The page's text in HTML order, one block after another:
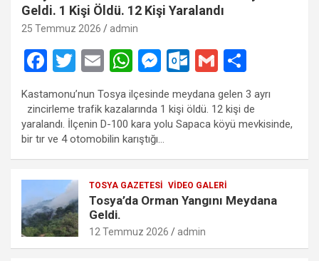
Geldi. 1 Kişi Öldü. 12 Kişi Yaralandı
25 Temmuz 2026 admin
F
ce
b
o
o
k
T
wi
tt
er
E
ail
W
at
s
A
p
p
M
es
se
n
g
er
O
ut
lo
o
k.
c
o
m
G
m
ail
h
ar
e
Kastamonu’nun Tosya ilçesinde meydana gelen 3 ayrı
zincirleme trafik kazalarında 1 kişi öldü. 12 kişi de
yaralandı. İlçenin D-100 kara yolu Sapaca köyü mevkisinde,
bir tır ve 4 otomobilin karıştığı…
TOSYA GAZETESI VIDEO GALERI
Tosya’da Orman Yangını Meydana
Geldi.
12 Temmuz 2026 admin